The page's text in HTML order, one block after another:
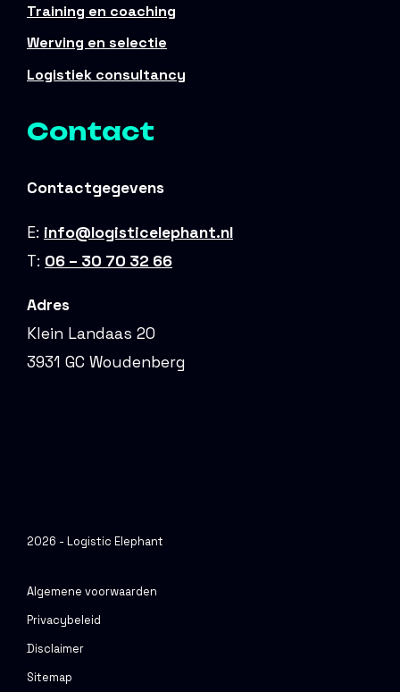
Training en coaching
Werving en selectie
Logistiek consultancy
Contact
Contactgegevens
E: info@logisticelephant.nl
T: 06 – 30 70 32 66
Adres
Klein Landaas 20
3931 GC Woudenberg
2026 - Logistic Elephant
Algemene voorwaarden
Privacybeleid
Disclaimer
Sitemap